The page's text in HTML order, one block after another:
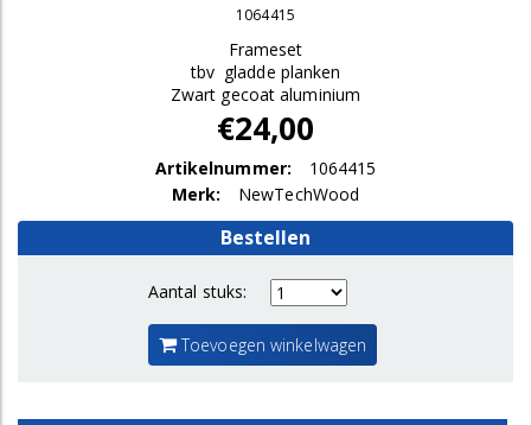
1064415
Frameset
tbv gladde planken
Zwart gecoat aluminium
€24,00
Artikelnummer:
1064415
Merk:
NewTechWood
Bestellen
Aantal stuks:
Toevoegen winkelwagen